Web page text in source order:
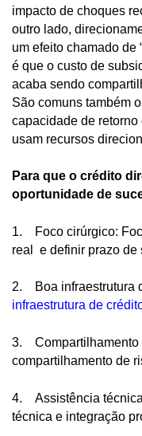
impacto de choques
outro lado,
um efeito chamado de
é que o custo de
acaba sendo
São comuns também
capacidade de
usam recursos
Para que o crédito
oportunidade de
1. Foco cirúrgico:
real e definir prazo de
2. Boa infraestrutura
infraestrutura de
3. Compartilhamento
compartilhamento de
4. Assistência
técnica e integração